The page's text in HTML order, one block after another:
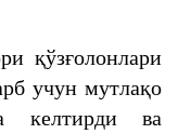
қўзғолонлари
учун мутлақо
келтирди ва